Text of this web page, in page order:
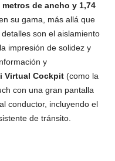
de ancho y 1,74
su gama, más allá que
son el aislamiento
impresión de solidez y
y
Virtual Cockpit (como la
con una gran pantalla
conductor, incluyendo el
de tránsito.